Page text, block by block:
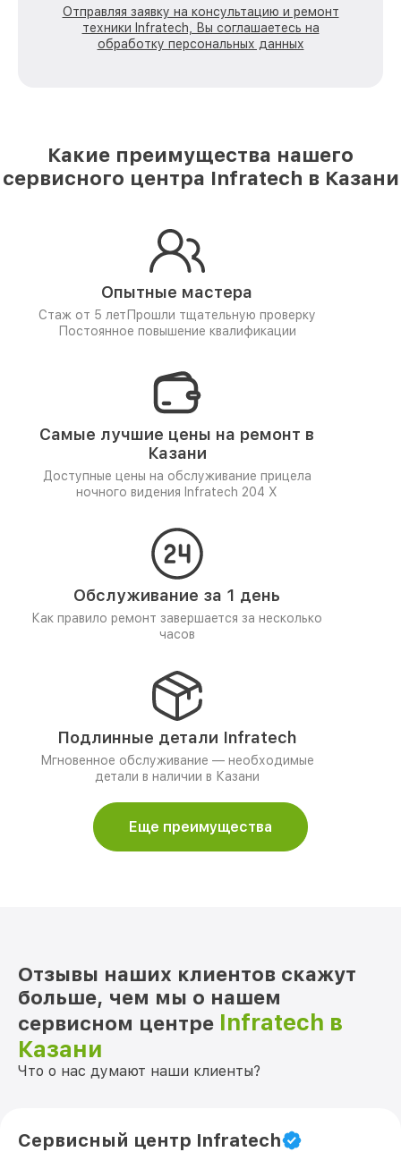
Отправляя заявку на консультацию и ремонт
техники Infratech, Вы соглашаетесь на
обработку персональных данных
Какие преимущества нашего
сервисного центра Infratech в Казани
Опытные мастера
Стаж от 5 лет Прошли тщательную проверку
Постоянное повышение квалификации
Самые лучшие цены на ремонт в
Казани
Доступные цены на обслуживание прицела
ночного видения Infratech 204 Х
Обслуживание за 1 день
Как правило ремонт завершается за несколько
часов
Подлинные детали Infratech
Мгновенное обслуживание — необходимые
детали в наличии в Казани
Еще преимущества
Отзывы наших клиентов скажут
больше, чем мы о нашем
сервисном центре Infratech в
Казани
Что о нас думают наши клиенты?
Сервисный центр Infratech